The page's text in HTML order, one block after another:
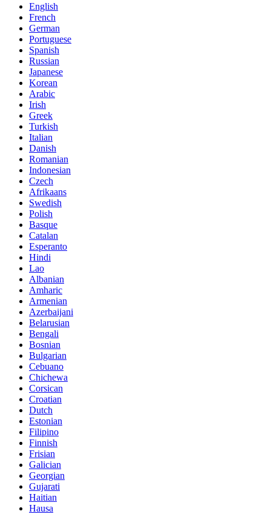
English
French
German
Portuguese
Spanish
Russian
Japanese
Korean
Arabic
Irish
Greek
Turkish
Italian
Danish
Romanian
Indonesian
Czech
Afrikaans
Swedish
Polish
Basque
Catalan
Esperanto
Hindi
Lao
Albanian
Amharic
Armenian
Azerbaijani
Belarusian
Bengali
Bosnian
Bulgarian
Cebuano
Chichewa
Corsican
Croatian
Dutch
Estonian
Filipino
Finnish
Frisian
Galician
Georgian
Gujarati
Haitian
Hausa